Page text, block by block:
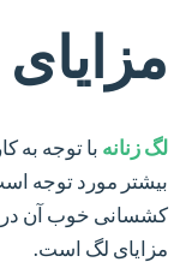
لگ زنانه با توجه به
بیشتر مورد توجه
کشسانی خوب آن در
مزایای لگ است.